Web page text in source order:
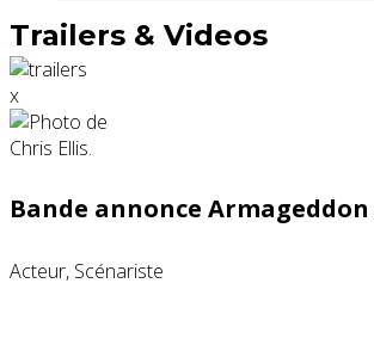
Trailers & Videos
x
Bande annonce
Acteur, Scénariste